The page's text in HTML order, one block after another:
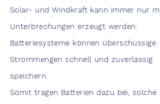
Solar- und Windkraft kann immer nur mit
Unterbrechungen erzeugt werden.
Batteriesysteme können überschüssige
Strommengen schnell und zuverlässig
speichern.
Somit tragen Batterien dazu bei, solche